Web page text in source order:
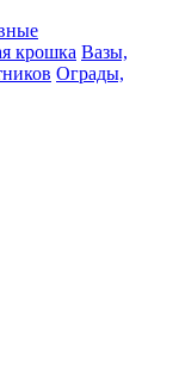
крошка Вазы,
Ограды,